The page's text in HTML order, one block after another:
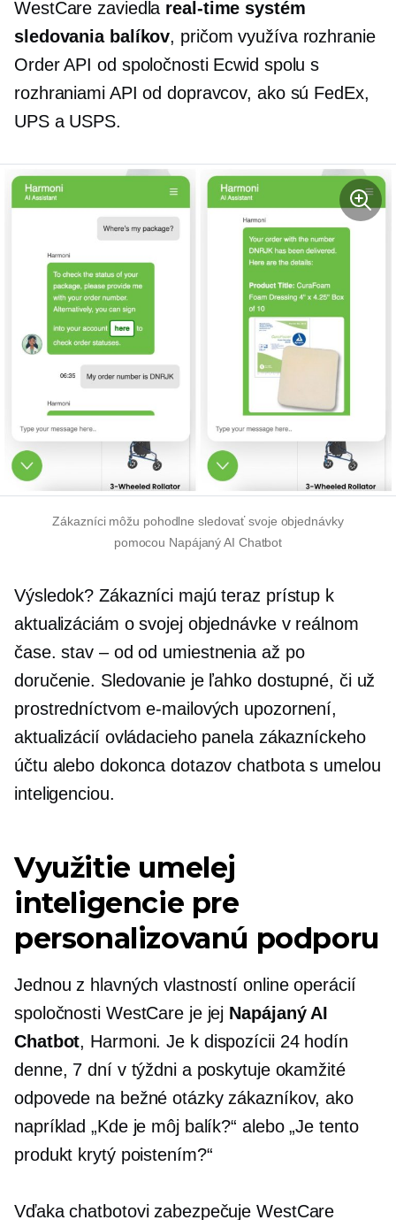
WestCare zaviedla real-time systém
sledovania balíkov, pričom využíva rozhranie
Order API od spoločnosti Ecwid spolu s
rozhraniami API od dopravcov, ako sú FedEx,
UPS a USPS.
Zákazníci môžu pohodlne sledovať svoje objednávky
pomocou Napájaný AI Chatbot
Výsledok? Zákazníci majú teraz prístup k
aktualizáciám o svojej objednávke v reálnom
čase.stav – od od umiestnenia až po
doručenie. Sledovanie je ľahko dostupné, či už
prostredníctvom e-mailových upozornení,
aktualizácií ovládacieho panela zákazníckeho
účtu alebo dokonca dotazov chatbota s umelou
inteligenciou.
Využitie umelej
inteligencie pre
personalizovanú podporu
Jednou z hlavných vlastností online operácií
spoločnosti WestCare je jej Napájaný AI
Chatbot, Harmoni. Je k dispozícii 24 hodín
denne, 7 dní v týždni a poskytuje okamžité
odpovede na bežné otázky zákazníkov, ako
napríklad „Kde je môj balík?“ alebo „Je tento
produkt krytý poistením?“
Vďaka chatbotovi zabezpečuje WestCare